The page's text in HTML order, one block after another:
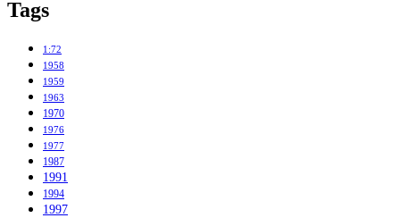
Tags
1:72
1958
1959
1963
1970
1976
1977
1987
1991
1994
1997